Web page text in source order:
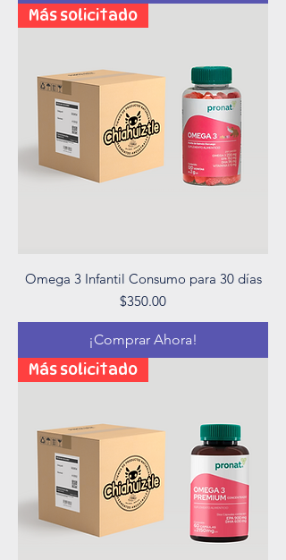
Más solicitado
Omega 3 Infantil Consumo para 30 días
Precio
$350.00
¡Comprar Ahora!
Más solicitado